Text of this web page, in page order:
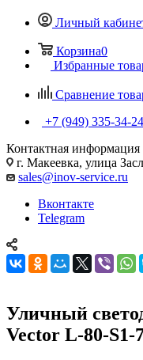
Личный
Корзина0
Избранные
Сравнение
+7 (949) 335-34-24
Контактная информация
г. Макеевка, улица
sales@inov-service.ru
Вконтакте
Telegram
Уличный
Vector L-80-S1-